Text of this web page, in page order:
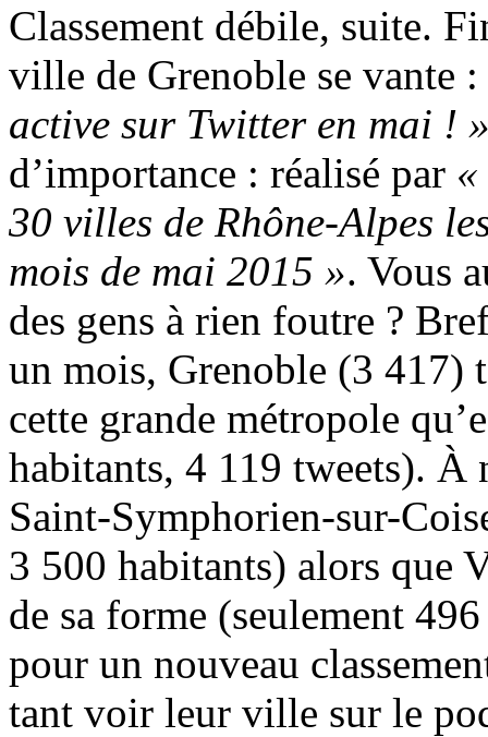
Classement débile, suite.
ville de Grenoble se vante :
active sur Twitter en mai !
d’importance : réalisé par
30 villes de Rhône-Alpes
mois de mai 2015 ». Vous
des gens à rien foutre ?
un mois, Grenoble (3 417)
cette grande métropole
habitants, 4 119 tweets). À
Saint-Symphorien-sur-
3 500 habitants) alors que
de sa forme (seulement
pour un nouveau
tant voir leur ville sur le